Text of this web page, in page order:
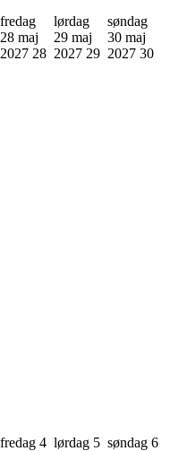
fredag
28 maj
2027 28
lørdag
29 maj
2027 29
søndag
30 maj
2027 30
fredag 4 lørdag 5 søndag 6